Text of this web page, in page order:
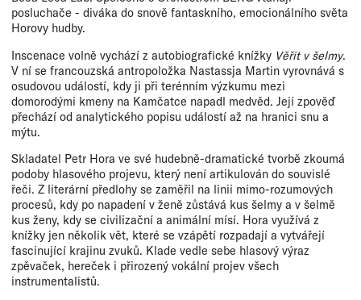
posluchače - diváka do snově fantaskního, emocionálního světa
Horovy hudby.
Inscenace volně vychází z autobiografické knížky Věřit v šelmy.
V ní se francouzská antropoložka Nastassja Martin vyrovnává s
osudovou událostí, kdy ji při terénním výzkumu mezi
domorodými kmeny na Kamčatce napadl medvěd. Její zpověď
přechází od analytického popisu událostí až na hranici snu a
mýtu.
Skladatel Petr Hora ve své hudebně-dramatické tvorbě zkoumá
podoby hlasového projevu, který není artikulován do souvislé
řeči. Z literární předlohy se zaměřil na linii mimo-rozumových
procesů, kdy po napadení v ženě zůstává kus šelmy a v šelmě
kus ženy, kdy se civilizační a animální mísí. Hora využívá z
knížky jen několik vět, které se vzápětí rozpadají a vytvářejí
fascinující krajinu zvuků. Klade vedle sebe hlasový výraz
zpěvaček, hereček i přirozený vokální projev všech
instrumentalistů.